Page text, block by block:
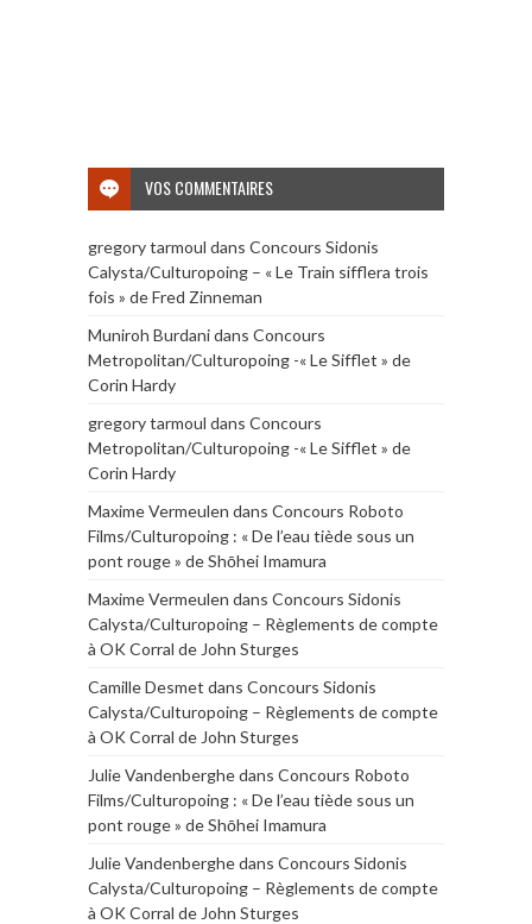
VOS COMMENTAIRES
gregory tarmoul dans Concours Sidonis
Calysta/Culturopoing – « Le Train sifflera trois
fois » de Fred Zinneman
Muniroh Burdanidans Concours
Metropolitan/Culturopoing -« Le Sifflet » de
Corin Hardy
gregory tarmoul dans Concours
Metropolitan/Culturopoing -« Le Sifflet » de
Corin Hardy
Maxime Vermeulen dans Concours Roboto
Films/Culturopoing : « De l’eau tiède sous un
pont rouge » de Shōhei Imamura
Maxime Vermeulen dans Concours Sidonis
Calysta/Culturopoing – Règlements de compte
à OK Corral de John Sturges
Camille Desmet dans Concours Sidonis
Calysta/Culturopoing – Règlements de compte
à OK Corral de John Sturges
Julie Vandenberghedans Concours Roboto
Films/Culturopoing : « De l’eau tiède sous un
pont rouge » de Shōhei Imamura
Julie Vandenberghedans Concours Sidonis
Calysta/Culturopoing – Règlements de compte
à OK Corral de John Sturges